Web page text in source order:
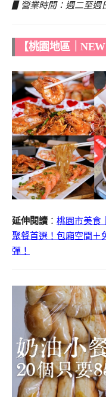
▋營業時間：週二至週
【桃園地區｜NEW
延伸閱讀 ： 桃園市美食
聚餐首選！包廂空間＋
彈！